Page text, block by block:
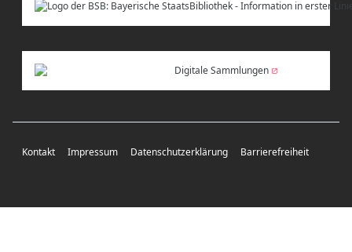
Digitale Sammlungen
Kontakt Impressum Datenschutzerklärung Barrierefreiheit